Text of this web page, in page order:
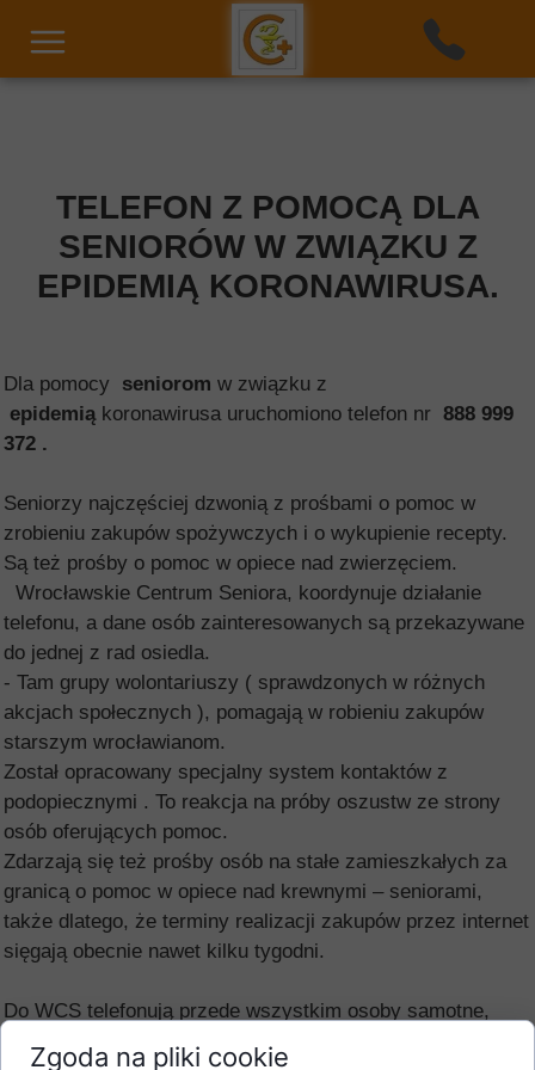
TELEFON Z POMOCĄ DLA
SENIORÓW W ZWIĄZKU Z
EPIDEMIĄ KORONAWIRUSA.
Dla pomocy seniorom w związku z
epidemią koronawirusa uruchomiono telefon nr 888 999
372 .
Seniorzy najczęściej dzwonią z prośbami o pomoc w
zrobieniu zakupów spożywczych i o wykupienie recepty.
Są też prośby o pomoc w opiece nad zwierzęciem.
Wrocławskie Centrum Seniora, koordynuje działanie
telefonu, a dane osób zainteresowanych są przekazywane
do jednej z rad osiedla.
- Tam grupy wolontariuszy ( sprawdzonych w różnych
akcjach społecznych ), pomagają w robieniu zakupów
starszym wrocławianom.
Został opracowany specjalny system kontaktów z
podopiecznymi . To reakcja na próby oszustw ze strony
osób oferujących pomoc.
Zdarzają się też prośby osób na stałe zamieszkałych za
granicą o pomoc w opiece nad krewnymi – seniorami,
także dlatego, że terminy realizacji zakupów przez internet
sięgają obecnie nawet kilku tygodni.
Do WCS telefonują przede wszystkim osoby samotne,
czasem obawiające się o swoje zdrowie i życie, i
Zgoda na pliki cookie